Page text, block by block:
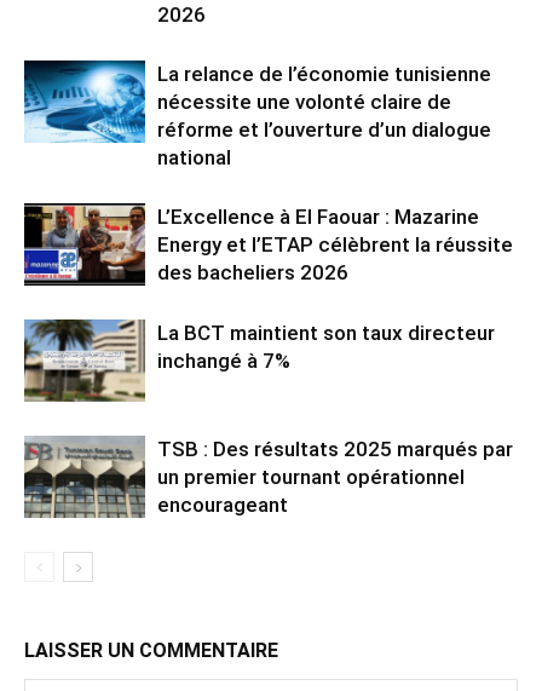
2026
La relance de l’économie tunisienne
nécessite une volonté claire de
réforme et l’ouverture d’un dialogue
national
L’Excellence à El Faouar : Mazarine
Energy et l’ETAP célèbrent la réussite
des bacheliers 2026
La BCT maintient son taux directeur
inchangé à 7%
TSB : Des résultats 2025 marqués par
un premier tournant opérationnel
encourageant
LAISSER UN COMMENTAIRE